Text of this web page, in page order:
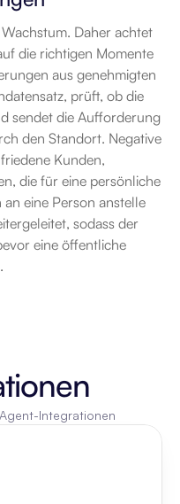
Daher achtet
die richtigen Momente
aus genehmigten
prüft, ob die
sendet die Aufforderung
den Standort. Negative
Kunden,
die für eine persönliche
eine Person anstelle
sodass der
eine öffentliche
Integrationen